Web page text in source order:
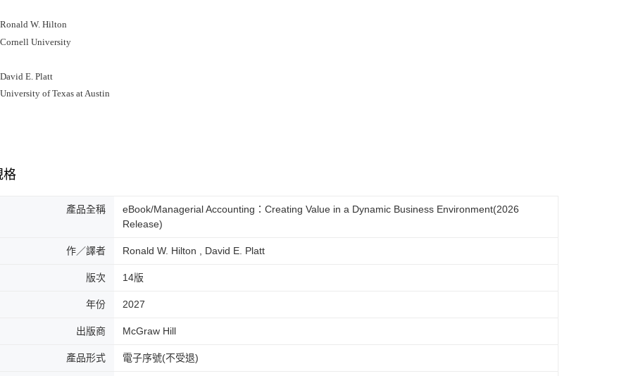
W. Hilton
University
E. Platt
of Texas at Austin
格
產品全稱
eBook/Managerial Accounting：Creating Value in a Dynamic Business Environment(2026
Release)
作／譯者 Ronald W. Hilton , David E. Platt
版次 14版
年份 2027
出版商 McGraw Hill
產品形式 電子序號(不受退)